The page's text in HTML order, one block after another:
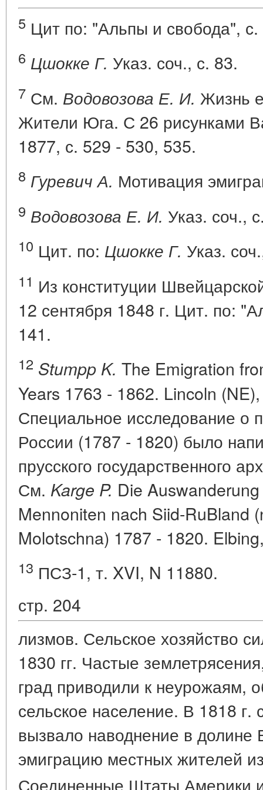
5 Цит по: "Альпы и свобода",
6 Цшокке Г. Указ. соч., с. 83.
7 См. Водовозова Е. И. Жизнь
Жители Юга. С 26 рисунками
1877, с. 529 - 530, 535.
8 Гуревич А. Мотивация
9 Водовозова Е. И. Указ. соч.,
10 Цит. по: Цшокке Г. Указ.
11 Из конституции
12 сентября 1848 г. Цит. по:
141.
12 Stumpp K. The Emigration
Years 1763 - 1862. Lincoln
Специальное исследование о
России (1787 - 1820) было
прусского государственного
См. Karge P. Die
Mennoniten nach Siid-RuBland
Molotschna) 1787 - 1820.
13 ПСЗ-1, т. XVI, N 11880.
стр. 204
лизмов. Сельское хозяйство
1830 гг. Частые
град приводили к неурожаям,
сельское население. В 1818 г.
вызвало наводнение в долине
эмиграцию местных жителей
Соединенные Штаты Америки